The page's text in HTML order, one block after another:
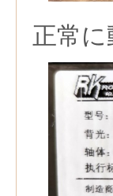
正常に